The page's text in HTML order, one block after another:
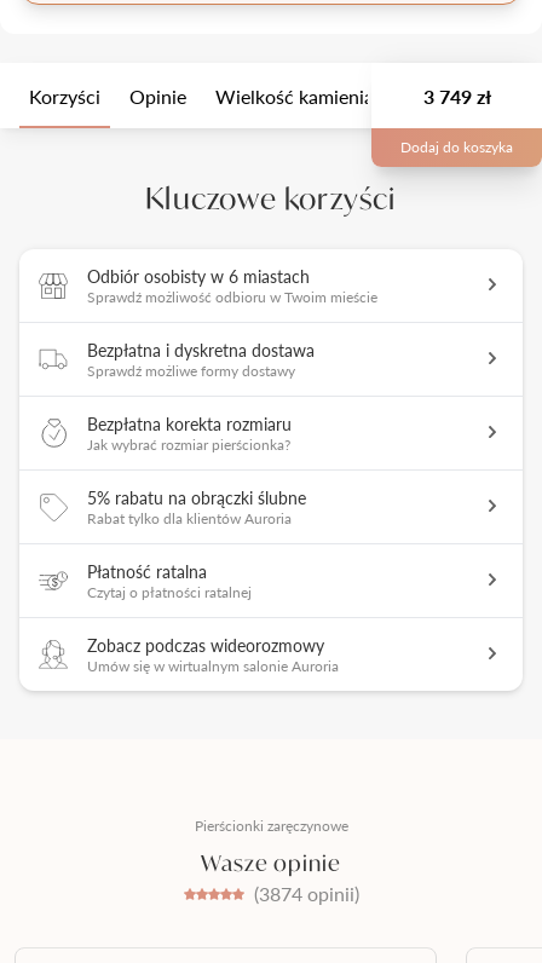
Korzyści Opinie Wielkość kamienia Opis
3 749 zł
Dodaj do koszyka
Kluczowe korzyści
Odbiór osobisty w 6 miastach
Sprawdź możliwość odbioru w Twoim mieście
Bezpłatna i dyskretna dostawa
Sprawdź możliwe formy dostawy
Bezpłatna korekta rozmiaru
Jak wybrać rozmiar pierścionka?
5% rabatu na obrączki ślubne
Rabat tylko dla klientów Auroria
Płatność ratalna
Czytaj o płatności ratalnej
Zobacz podczas wideorozmowy
Umów się w wirtualnym salonie Auroria
Pierścionki zaręczynowe
Wasze opinie
(3874 opinii)